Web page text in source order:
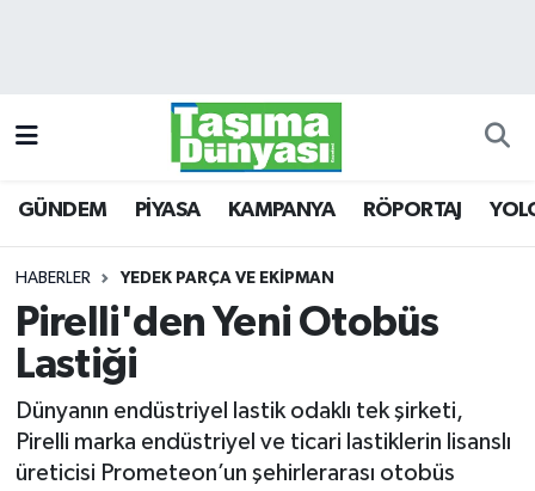
GÜNDEM PİYASA KAMPANYA RÖPORTAJ
HABERLER YEDEK PARÇA VE EKİPMAN
Pirelli'den Yeni Otobüs
Lastiği
Dünyanın endüstriyel lastik odaklı tek şirketi,
Pirelli marka endüstriyel ve ticari lastiklerin lisanslı
üreticisi Prometeon’un şehirlerarası otobüs
KAMPANYA
RÖPORTAJ
YOLCU TAŞIMA
E-GAZETE
Trafik Durumu
Süper Lig Puan Durumu ve Fikstür
Tüm Manşetler
Son Dakika Haberleri